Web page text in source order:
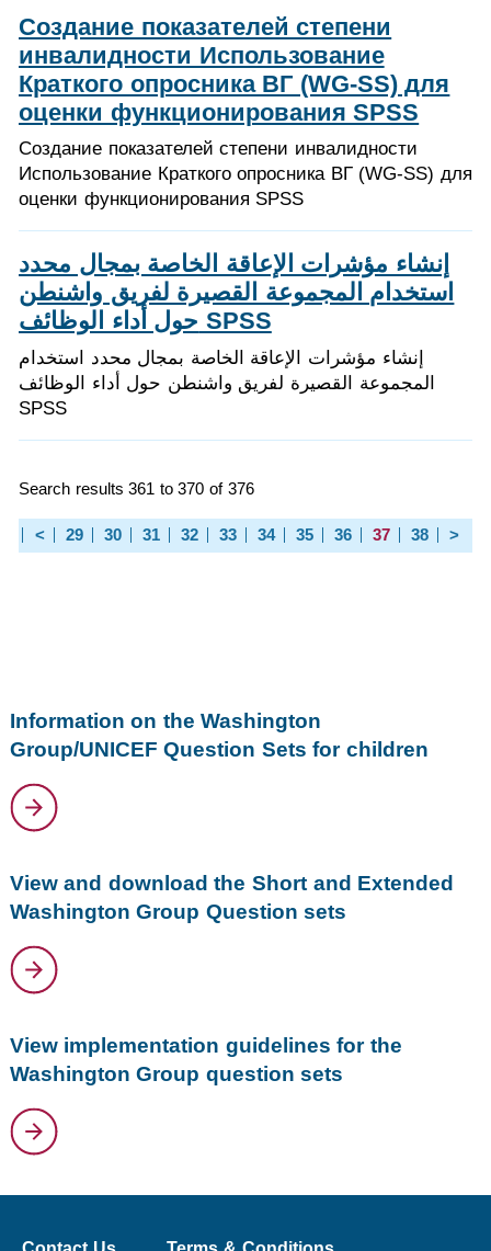
Создание показателей степени
инвалидности Использование
Краткого опросника ВГ (WG-SS) для
оценки функционирования SPSS
Создание показателей степени инвалидности
Использование Краткого опросника ВГ (WG-SS) для
оценки функционирования SPSS
إنشاء مؤشرات الإعاقة الخاصة بمجال محدد
استخدام المجموعة القصيرة لفريق واشنطن
حول أداء الوظائف SPSS
إنشاء مؤشرات الإعاقة الخاصة بمجال محدد استخدام
المجموعة القصيرة لفريق واشنطن حول أداء الوظائف
SPSS
Search results 361 to 370 of 376
< 29 30 31 32 33 34 35 36 37 38 >
Information on the Washington
Group/UNICEF Question Sets for children
View and download the Short and Extended
Washington Group Question sets
View implementation guidelines for the
Washington Group question sets